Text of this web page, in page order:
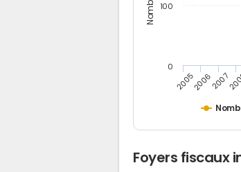
200520062007
0
100
Foyers fiscaux